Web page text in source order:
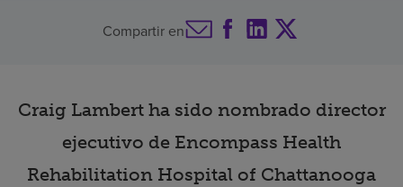
Pagar mi factura
Compartir en
Craig Lambert ha sido nombrado director
ejecutivo de Encompass Health
Rehabilitation Hospital of Chattanooga